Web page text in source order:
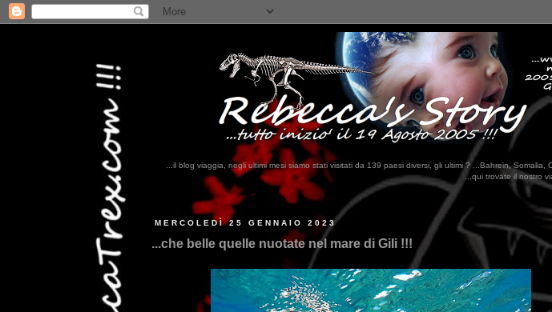
...il blog viaggia, negli ultimi mesi siamo stati visitati da 139 paesi diversi, gli ultimi ? ...Bahrein,
...qui trovate il nostro viaggio in MESSICO 2023...
MERCOLEDÌ 25 GENNAIO 2023
...che belle quelle nuotate nel mare di Gili !!!